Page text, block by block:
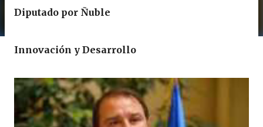
Diputado por Ñuble
Innovación y Desarrollo